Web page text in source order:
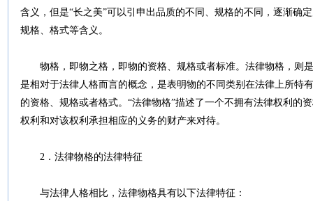
含义，但是“长之美”可以引申出品质的不同、规格的不同，逐渐确
规格、格式等含义。
物格，即物之格，即物的资格、规格或者标准。法律物格，则
是相对于法律人格而言的概念，是表明物的不同类别在法律上所特
的资格、规格或者格式。“法律物格”描述了一个不拥有法律权利的
权利和对该权利承担相应的义务的财产来对待。
2．法律物格的法律特征
与法律人格相比，法律物格具有以下法律特征：